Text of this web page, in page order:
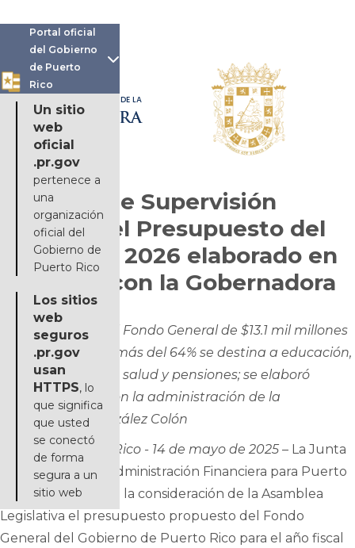
Portal oficial
del Gobierno
de Puerto
Rico

Un sitio
web
oficial
.pr.gov
pertenece a
una
organización
oficial del
Gobierno de
Puerto Rico
Los sitios
web
seguros
.pr.gov
usan
HTTPS, lo
que significa
que usted
se conectó
de forma
segura a un
sitio web
OFICINA DE LA
GOBERNADORA
La Junta de Supervisión
presenta el Presupuesto del
Año Fiscal 2026 elaborado en
conjunto con la Gobernadora
El presupuesto del Fondo General de $13.1 mil millones
aumentó un 1.5%; más del 64% se destina a educación,
seguridad pública, salud y pensiones; se elaboró
conjuntamente con la administración de la
gobernadora González Colón
San Juan, Puerto Rico - 14 de mayo de 2025 – La Junta
de Supervisión y Administración Financiera para Puerto
Rico presentó ante la consideración de la Asamblea
Legislativa el presupuesto propuesto del Fondo
General del Gobierno de Puerto Rico para el año fiscal